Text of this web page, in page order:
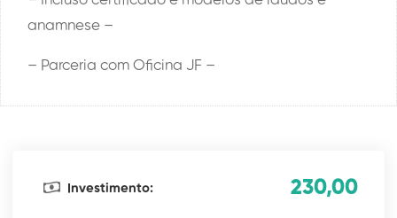
anamnese –
– Parceria com Oficina JF –
Investimento: 230,00